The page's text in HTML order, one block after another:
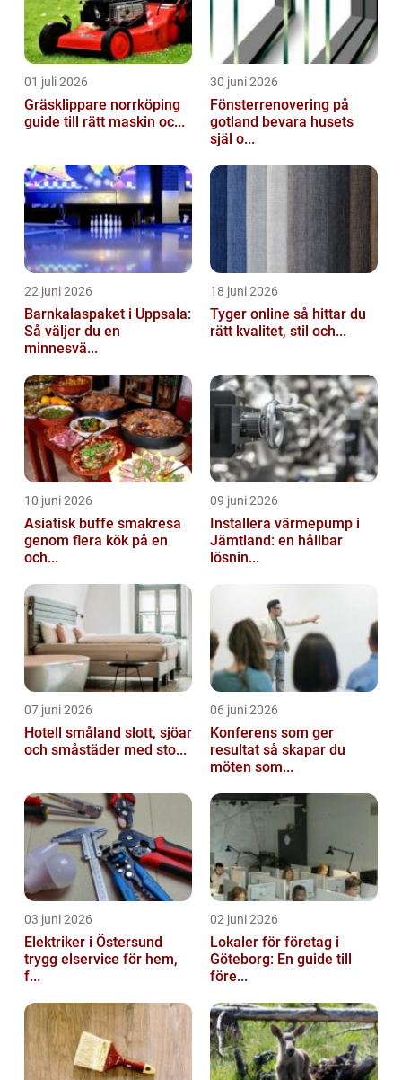
01 juli 2026
Gräsklippare norrköping
guide till rätt maskin oc...
30 juni 2026
Fönsterrenovering på
gotland bevara husets
själ o...
22 juni 2026
Barnkalaspaket i Uppsala:
Så väljer du en
minnesvä...
18 juni 2026
Tyger online så hittar du
rätt kvalitet, stil och...
10 juni 2026
Asiatisk buffe smakresa
genom flera kök på en
och...
09 juni 2026
Installera värmepump i
Jämtland: en hållbar
lösnin...
07 juni 2026
Hotell småland slott, sjöar
och småstäder med sto...
06 juni 2026
Konferens som ger
resultat så skapar du
möten som...
03 juni 2026
Elektriker i Östersund
trygg elservice för hem,
f...
02 juni 2026
Lokaler för företag i
Göteborg: En guide till
före...